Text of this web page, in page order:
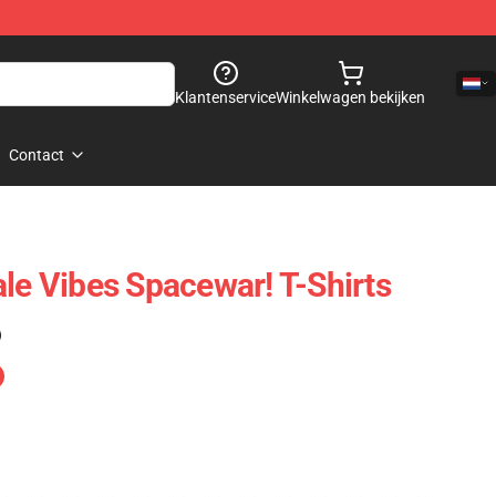
KlantenserviceWinkelwagen bekijken
Contact
Vibes Spacewar! T-Shirts